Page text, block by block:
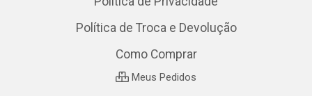
Política de Troca e Devolução
Como Comprar
Meus Pedidos